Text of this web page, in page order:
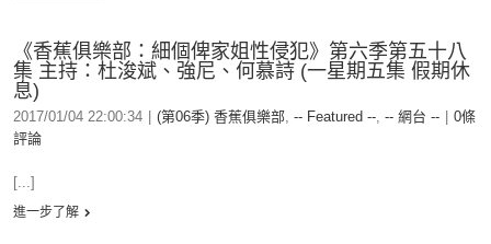
《香蕉俱樂部：細個俾家姐性侵犯》第六季第五十八
集 主持：杜浚斌、強尼、何慕詩 (一星期五集 假期休
息)
2017/01/04 22:00:34 (第06季) 香蕉俱樂部, -- Featured --, -- 網台 --
0條
評論
[...]
進一步了解